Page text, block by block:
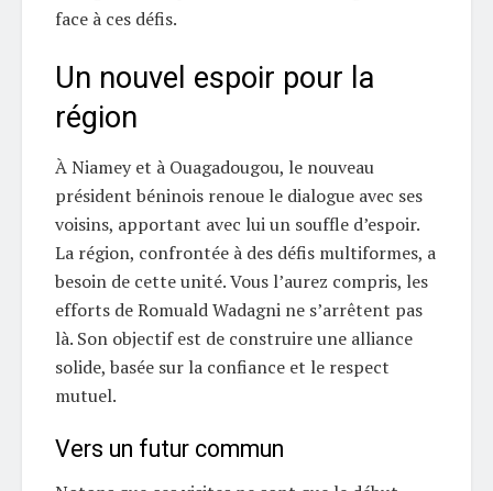
face à ces défis.
Un nouvel espoir pour la
région
À Niamey et à Ouagadougou, le nouveau
président béninois renoue le dialogue avec ses
voisins, apportant avec lui un souffle d’espoir.
La région, confrontée à des défis multiformes, a
besoin de cette unité. Vous l’aurez compris, les
efforts de Romuald Wadagni ne s’arrêtent pas
là. Son objectif est de construire une alliance
solide, basée sur la confiance et le respect
mutuel.
Vers un futur commun